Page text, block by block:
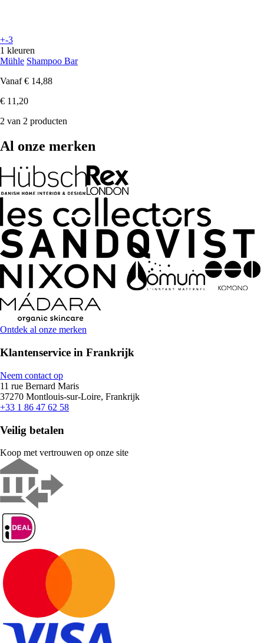
+-3
1 kleuren
Mühle Shampoo Bar
Vanaf € 14,88
€ 11,20
2 van 2 producten
Al onze merken
Ontdek al onze merken
Klantenservice in Frankrijk
Neem contact op
11 rue Bernard Maris
37270 Montlouis-sur-Loire, Frankrijk
+33 1 86 47 62 58
Veilig betalen
Koop met vertrouwen op onze site